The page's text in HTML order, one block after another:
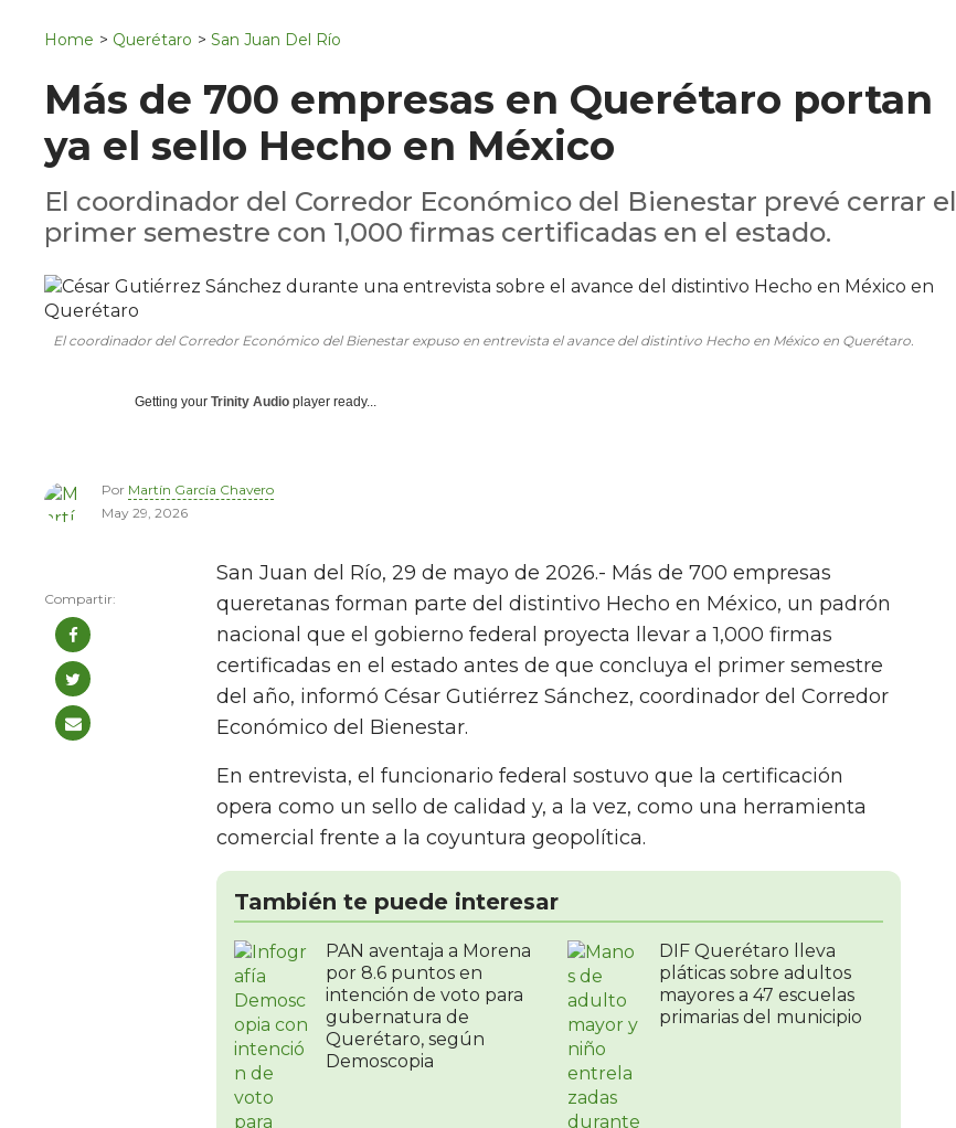
Home > Querétaro > San Juan Del Río
Más de 700 empresas en Querétaro portan
ya el sello Hecho en México
El coordinador del Corredor Económico del Bienestar prevé cerrar el
primer semestre con 1,000 firmas certificadas en el estado.
El coordinador del Corredor Económico del Bienestar expuso en entrevista el avance del distintivo Hecho en México en Querétaro.
Getting your Trinity Audio player ready...
Por Martín García Chavero
May 29, 2026
San Juan del Río, 29 de mayo de 2026.- Más de 700 empresas
queretanas forman parte del distintivo Hecho en México, un padrón
nacional que el gobierno federal proyecta llevar a 1,000 firmas
certificadas en el estado antes de que concluya el primer semestre
del año, informó César Gutiérrez Sánchez, coordinador del Corredor
Económico del Bienestar.
En entrevista, el funcionario federal sostuvo que la certificación
opera como un sello de calidad y, a la vez, como una herramienta
comercial frente a la coyuntura geopolítica.
También te puede interesar
PAN aventaja a Morena
por 8.6 puntos en
intención de voto para
gubernatura de
Querétaro, según
Demoscopia
DIF Querétaro lleva
pláticas sobre adultos
mayores a 47 escuelas
primarias del municipio